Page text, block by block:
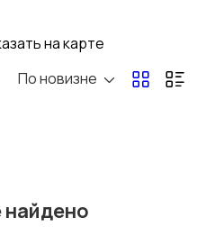
Купание
на карте
По новизне
найдено